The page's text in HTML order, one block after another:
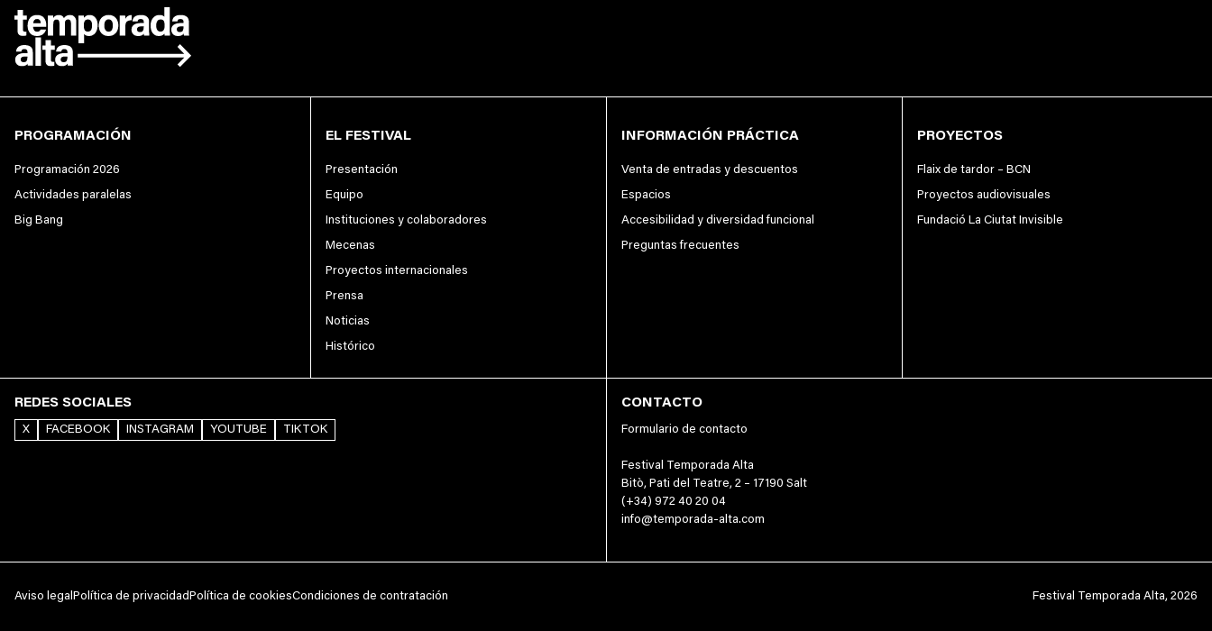
PROGRAMACIÓN
Programación 2026
Actividades paralelas
Big Bang
EL FESTIVAL
Presentación
Equipo
Instituciones y colaboradores
Mecenas
Proyectos internacionales
Prensa
Noticias
Histórico
INFORMACIÓN PRÁCTICA
Venta de entradas y descuentos
Espacios
Accesibilidad y diversidad funcional
Preguntas frecuentes
PROYECTOS
Flaix de tardor – BCN
Proyectos audiovisuales
Fundació La Ciutat Invisible
REDES SOCIALES
X FACEBOOK INSTAGRAM YOUTUBE TIKTOK
CONTACTO
Formulario de contacto
Festival Temporada Alta
Bitò, Pati del Teatre, 2 – 17190 Salt
(+34) 972 40 20 04
info@temporada-alta.com
Aviso legal Política de privacidad Política de cookiesCondiciones de contratación Festival Temporada Alta, 2026